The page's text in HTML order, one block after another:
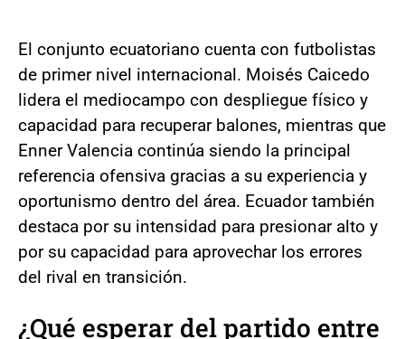
El conjunto ecuatoriano cuenta con futbolistas
de primer nivel internacional. Moisés Caicedo
lidera el mediocampo con despliegue físico y
capacidad para recuperar balones, mientras que
Enner Valencia continúa siendo la principal
referencia ofensiva gracias a su experiencia y
oportunismo dentro del área. Ecuador también
destaca por su intensidad para presionar alto y
por su capacidad para aprovechar los errores
del rival en transición.
¿Qué esperar del partido entre